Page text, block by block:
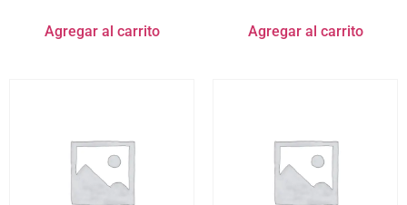
Agregar al carrito Agregar al carrito